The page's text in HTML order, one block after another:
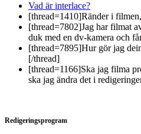
Vad är interlace?
[thread=1410]Ränder i
[thread=7802]Jag har filmat
duk med en dv-kamera och
[thread=7895]Hur gör jag
[/thread]
[thread=1166]Ska jag filma
ska jag ändra det i
Redigeringsprogram